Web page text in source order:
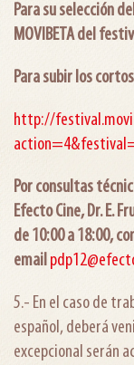
Para su selección
MOVIBETA del
Para subir los
http://
Por consultas
Efecto Cine, Dr. E.
de 10:00 a 18:00,
email
5.- En el caso de
español, deberá
excepcional serán